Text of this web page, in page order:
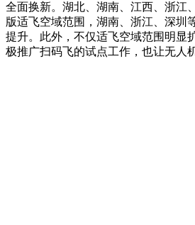
全面换新。湖北、湖南、江西、浙江
版适飞空域范围，湖南、浙江、深圳
提升。此外，不仅适飞空域范围明显
极推广扫码飞的试点工作，也让无人